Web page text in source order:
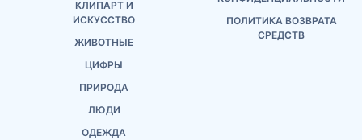
КЛИПАРТ И
ИСКУССТВО
ЖИВОТНЫЕ
ЦИФРЫ
ПРИРОДА
ЛЮДИ
ОДЕЖДА
ПОЛИТИКА ВОЗВРАТА
СРЕДСТВ